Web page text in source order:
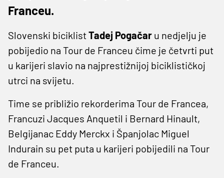
Franceu.
Slovenski biciklistTadej Pogačar u nedjelju je
pobijedio na Tour de Franceu čime je četvrti put
u karijeri slavio na najprestižnijoj biciklističkoj
utrci na svijetu.
Time se približio rekorderima Tour de Francea,
Francuzi Jacques Anquetil i Bernard Hinault,
Belgijanac Eddy Merckx i Španjolac Miguel
Indurain su pet puta u karijeri pobijedili na Tour
de Franceu.